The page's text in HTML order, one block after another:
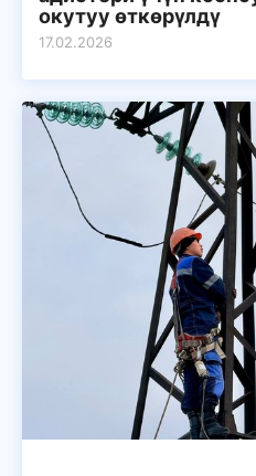
окутуу өткөрүлдү
17.02.2026